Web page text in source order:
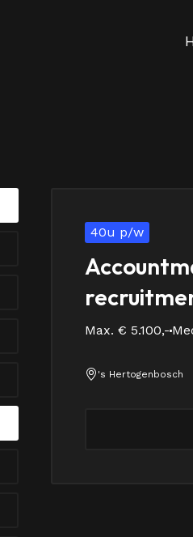
40u p/w
Max. € 5.100,-
's Hertogenbosch